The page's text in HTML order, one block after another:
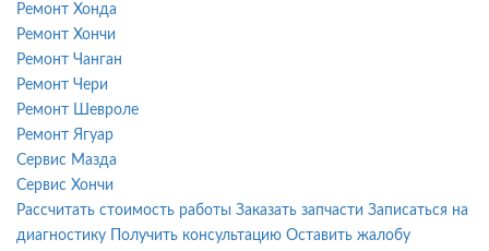
Ремонт Хонда
Ремонт Хончи
Ремонт Чанган
Ремонт Чери
Ремонт Шевроле
Ремонт Ягуар
Сервис Мазда
Сервис Хончи
Рассчитать стоимость работы Заказать запчасти Записаться на
диагностику
Получить консультацию Оставить жалобу